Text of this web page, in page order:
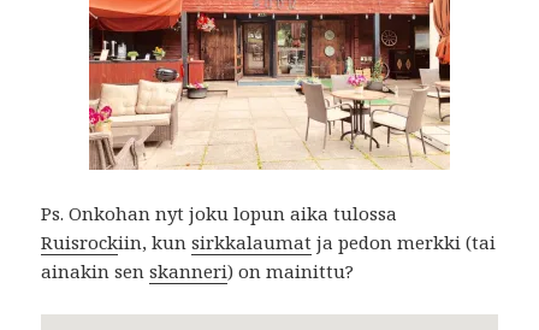
Ps. Onkohan nyt joku lopun aika tulossa
Ruisrockiin, kunsirkkalaumat ja pedon merkki (tai
ainakin senskanneri) on mainittu?